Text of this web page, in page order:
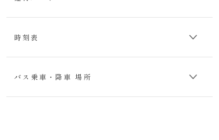
時刻表
バス乗車・降車 場所